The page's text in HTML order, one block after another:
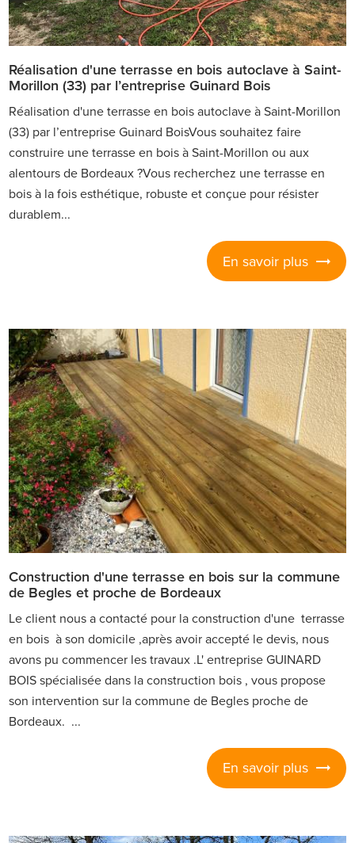
Réalisation d'une terrasse en bois autoclave à Saint-
Morillon (33) par l’entreprise Guinard Bois
Réalisation d'une terrasse en bois autoclave à Saint-Morillon
(33) par l’entreprise Guinard BoisVous souhaitez faire
construire une terrasse en bois à Saint-Morillon ou aux
alentours de Bordeaux ?Vous recherchez une terrasse en
bois à la fois esthétique, robuste et conçue pour résister
durablem...
En savoir plus
Construction d'une terrasse en bois sur la commune
de Begles et proche de Bordeaux
Le client nous a contacté pour la construction d'une terrasse
en bois à son domicile ,après avoir accepté le devis, nous
avons pu commencer les travaux .L' entreprise GUINARD
BOIS spécialisée dans la construction bois , vous propose
son intervention sur la commune de Begles proche de
Bordeaux. ...
En savoir plus